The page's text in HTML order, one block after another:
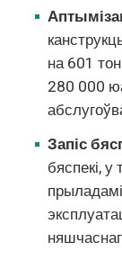
на 601
280 000
Запіс
бяспекі,